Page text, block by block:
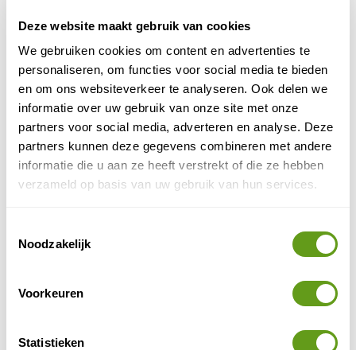
Deze website maakt gebruik van cookies
We gebruiken cookies om content en advertenties te
personaliseren, om functies voor social media te bieden
en om ons websiteverkeer te analyseren. Ook delen we
informatie over uw gebruik van onze site met onze
partners voor social media, adverteren en analyse. Deze
partners kunnen deze gegevens combineren met andere
informatie die u aan ze heeft verstrekt of die ze hebben
verzameld op basis van uw gebruik van hun services.
Noodzakelijk
Voorkeuren
Statistieken
Naast hard werken is er natuurlijk ook tijd voor plezier